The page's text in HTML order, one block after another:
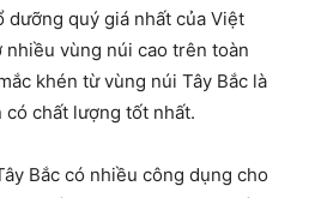
dưỡng quý giá nhất của Việt
nhiều vùng núi cao trên toàn
khén từ vùng núi Tây Bắc là
có chất lượng tốt nhất.
Bắc có nhiều công dụng cho